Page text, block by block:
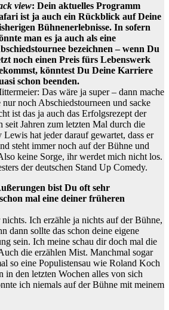
view: Dein aktuelles Programm
ist ja auch ein Rückblick auf Deine
Bühnenerlebnisse. In sofern
man es ja auch als eine
bezeichnen – wenn Du
noch einen Preis fürs Lebenswerk
könntest Du Deine Karriere
schon beenden.
Das wäre ja super – dann mache
noch Abschiedstourneen und sacke
ist das ja auch das Erfolgsrezept der
seit Jahren zum letzten Mal durch die
hat jeder darauf gewartet, dass er
steht immer noch auf der Bühne und
keine Sorge, ihr werdet mich nicht los.
der deutschen Stand Up Comedy.
bist Du oft sehr
mal eine deiner früheren
Ich erzähle ja nichts auf der Bühne,
dann sollte das schon deine eigene
sein. Ich meine schau dir doch mal die
die erzählen Mist. Manchmal sogar
so eine Populistensau wie Roland Koch
in den letzten Wochen alles von sich
ich niemals auf der Bühne mit meinem